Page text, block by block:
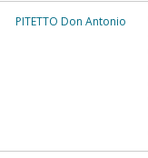
PITETTO Don Antonio